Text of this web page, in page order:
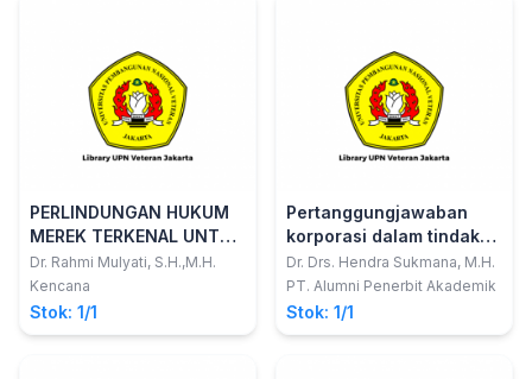
PERLINDUNGAN HUKUM
MEREK TERKENAL UNTUK
BARANG DAN/ATAU
JASATIDAK SEJENIS
DALAM HUKUM MEREK
INDONESIA
Dr. Rahmi Mulyati, S.H.,M.H.
Kencana
Stok: 1/1
Pertanggungjawaban
korporasi dalam tindak
pidana korporasi
Dr. Drs. Hendra Sukmana, M.H.
PT. Alumni Penerbit Akademik
Stok: 1/1